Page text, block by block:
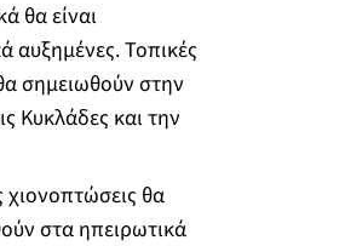
θα είναι
αυξημένες. Τοπικές
σημειωθούν στην
Κυκλάδες και την
χιονοπτώσεις θα
στα ηπειρωτικά